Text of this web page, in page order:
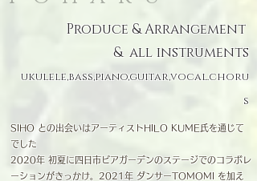
Produce & Arrangement
& all instruments
ukulele,bass,piano,guitar,vocal.choru
s
SIHO との出会いはアーティストHILO KUME氏を通じて
でした
2020年 初夏に四日市ビアガーデンのステージでのコラボレ
ーションがきっかけ。2021年 ダンサーTOMOMI を加え